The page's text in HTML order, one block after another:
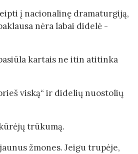
į nacionalinę dramaturgiją,
nėra labai didelė -
kartais ne itin atitinka
viską“ ir didelių nuostolių
trūkumą.
žmones. Jeigu trupėje,